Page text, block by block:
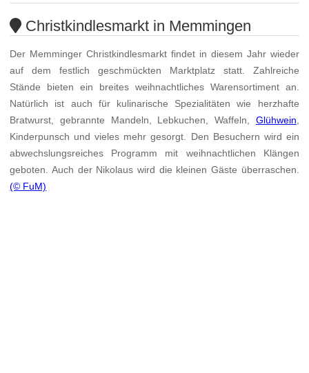
Christkindlesmarkt in Memmingen
Der Memminger Christkindlesmarkt findet in diesem Jahr wieder
auf dem festlich geschmückten Marktplatz statt. Zahlreiche
Stände bieten ein breites weihnachtliches Warensortiment an.
Natürlich ist auch für kulinarische Spezialitäten wie herzhafte
Bratwurst, gebrannte Mandeln, Lebkuchen, Waffeln, Glühwein,
Kinderpunsch und vieles mehr gesorgt. Den Besuchern wird ein
abwechslungsreiches Programm mit weihnachtlichen Klängen
geboten. Auch der Nikolaus wird die kleinen Gäste überraschen.
(© FuM)